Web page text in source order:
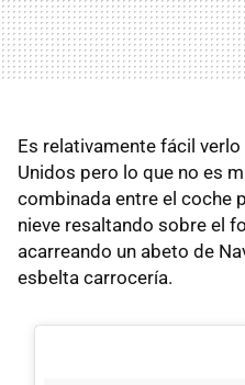
Es relativamente fácil
Unidos pero lo que no es
combinada entre el coche
nieve resaltando sobre el
acarreando un abeto de
esbelta carrocería.